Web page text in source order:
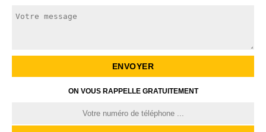
ON VOUS RAPPELLE GRATUITEMENT